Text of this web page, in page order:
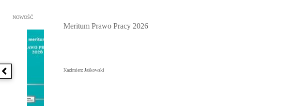
Poprzednia książka
Przejdź do: Meritum Prawo Pracy 2026, Kazimierz Jaśkowski - otwiera się w nowym oknie
NOWOŚĆ
Meritum Prawo Pracy 2026
Kazimierz Jaśkowski